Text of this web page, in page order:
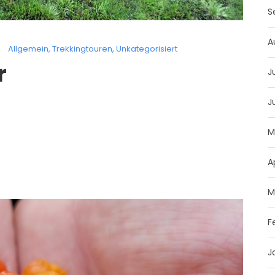
Allgemein, Trekkingtouren, Unkategorisiert